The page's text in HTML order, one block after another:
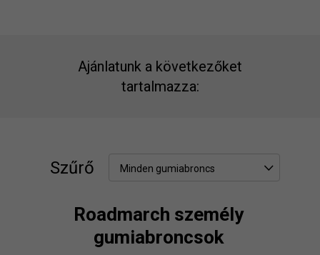
Ajánlatunk a következőket
tartalmazza:
Szűrő Minden gumiabroncs
Roadmarch személy
gumiabroncsok